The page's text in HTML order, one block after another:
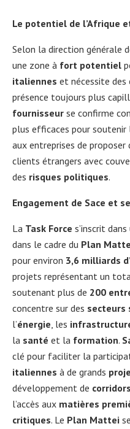
Le potentiel de l’Afrique
Selon la direction générale
une zone à fort potentiel
italiennes et nécessite des
présence toujours plus
fournisseur se confirme
plus efficaces pour soutenir
aux entreprises de
clients étrangers avec
des risques politiques.
Engagement de Sace et
La Task Force s’inscrit
dans le cadre du Plan
pour environ 3,6 milliards
projets représentant un
soutenant plus de 200
concentre sur des secteurs
l’énergie, les
la santé et la formation.
clé pour faciliter la
italiennes à de grands
développement de
l’accès aux matières
critiques. Le Plan Mattei